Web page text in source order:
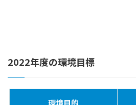
2022年度の環境目標
環境目的